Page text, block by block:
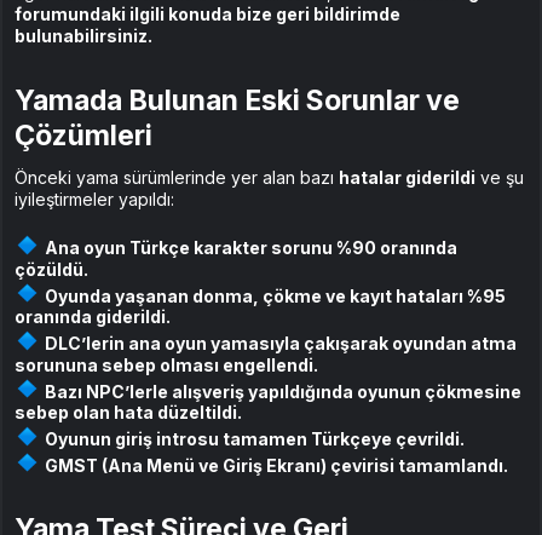
forumundaki ilgili konuda bize geri bildirimde
bulunabilirsiniz.
Yamada Bulunan Eski Sorunlar ve
Çözümleri
Önceki yama sürümlerinde yer alan bazı hatalar giderildi ve şu
iyileştirmeler yapıldı:
Ana oyun Türkçe karakter sorunu %90 oranında
çözüldü.
Oyunda yaşanan donma, çökme ve kayıt hataları %95
oranında giderildi.
DLC’lerin ana oyun yamasıyla çakışarak oyundan atma
sorununa sebep olması engellendi.
Bazı NPC’lerle alışveriş yapıldığında oyunun çökmesine
sebep olan hata düzeltildi.
Oyunun giriş introsu tamamen Türkçeye çevrildi.
GMST (Ana Menü ve Giriş Ekranı) çevirisi tamamlandı.